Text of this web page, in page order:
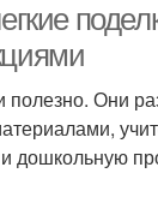
полезно. Они
дошкольную